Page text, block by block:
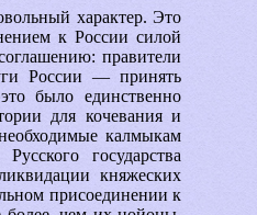
характер. Это
к России силой
правители
России — принять
было единственно
для кочевания и
калмыкам
государства
княжеских
присоединении к